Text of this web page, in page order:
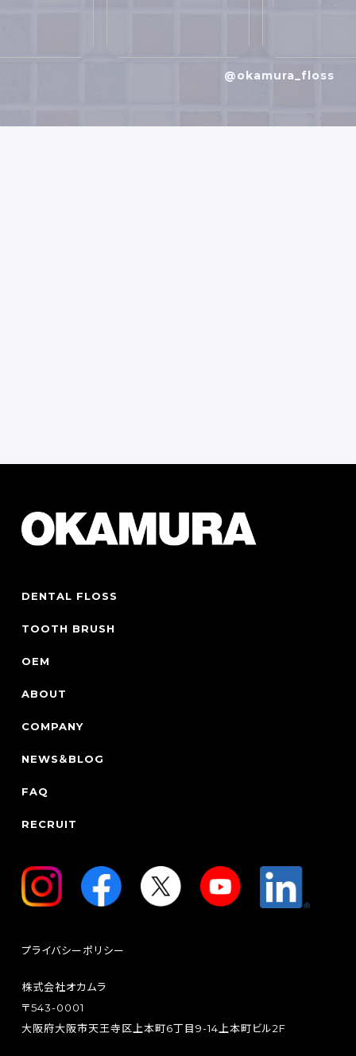
@okamura_floss
DENTAL FLOSS
TOOTH BRUSH
OEM
ABOUT
COMPANY
NEWS＆BLOG
FAQ
RECRUIT
プライバシーポリシー
株式会社オカムラ
〒543-0001
大阪府大阪市天王寺区上本町6丁目9-14上本町ビル2F